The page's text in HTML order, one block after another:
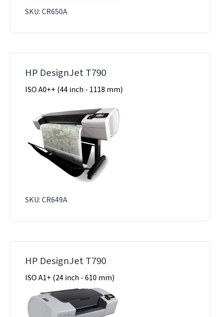
SKU: CR650A
HP DesignJet T790
ISO A0++ (44 inch - 1118 mm)
SKU: CR649A
HP DesignJet T790
ISO A1+ (24 inch - 610 mm)